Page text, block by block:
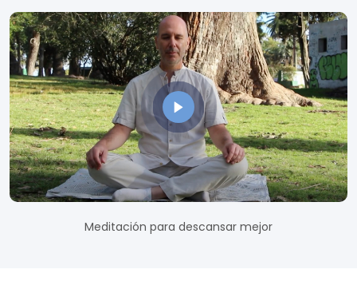
Meditación para descansar mejor